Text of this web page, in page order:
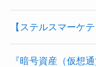
【ステルスマーケ
『暗号資産（仮想